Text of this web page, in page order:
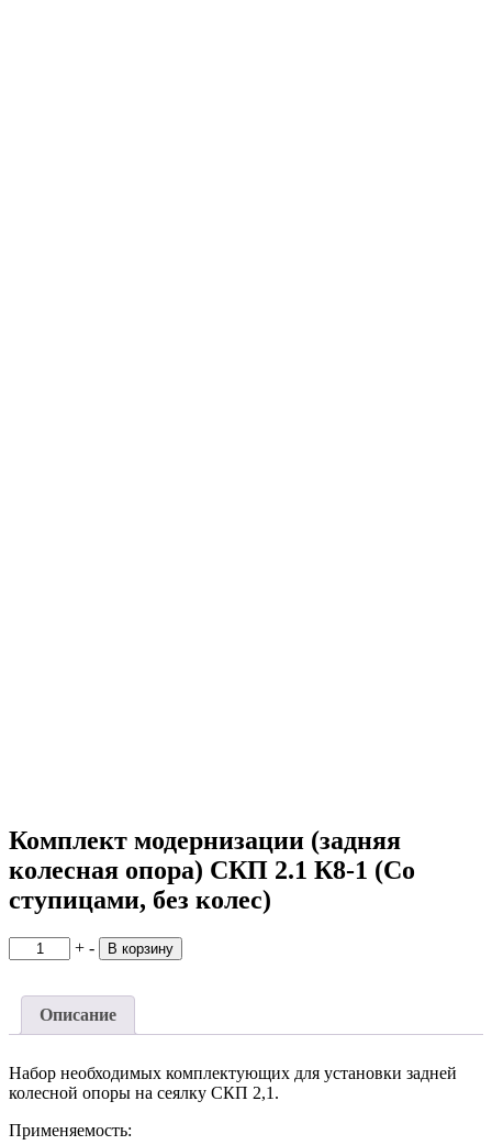
Комплект модернизации (задняя
колесная опора) СКП 2.1 К8-1 (Со
ступицами, без колес)
Количество
товара
модернизации
(задняя
опора)
СКП
2.1
К8-
+ - В корзину
Описание
Набор необходимых комплектующих для установки задней
колесной опоры на сеялку СКП 2,1.
Применяемость: